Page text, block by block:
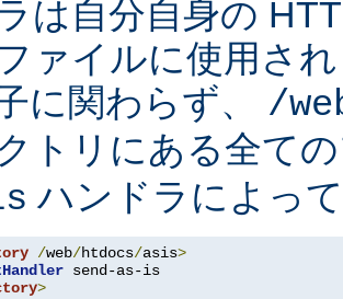
は自分自身の
ァイルに使用さ
に関わらず、 /
トリにある全て
ハンドラによっ
/web/htdocs/asis>
>